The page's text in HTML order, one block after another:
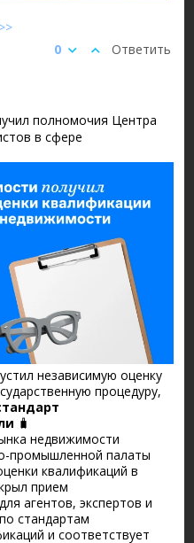
Ответить
0
полномочия Центра
в сфере
независимую оценку
процедуру,
🧳
недвижимости
промышленной палаты
квалификаций в
прием
агентов, экспертов и
стандартам
и соответствует